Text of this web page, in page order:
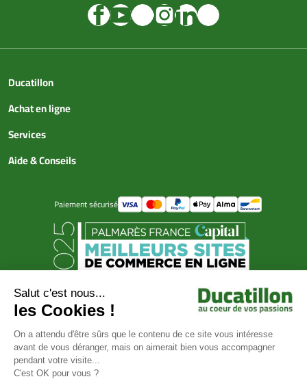
Ducatillon
Achat en ligne
Services
Aide & Conseils
Paiement sécurisé